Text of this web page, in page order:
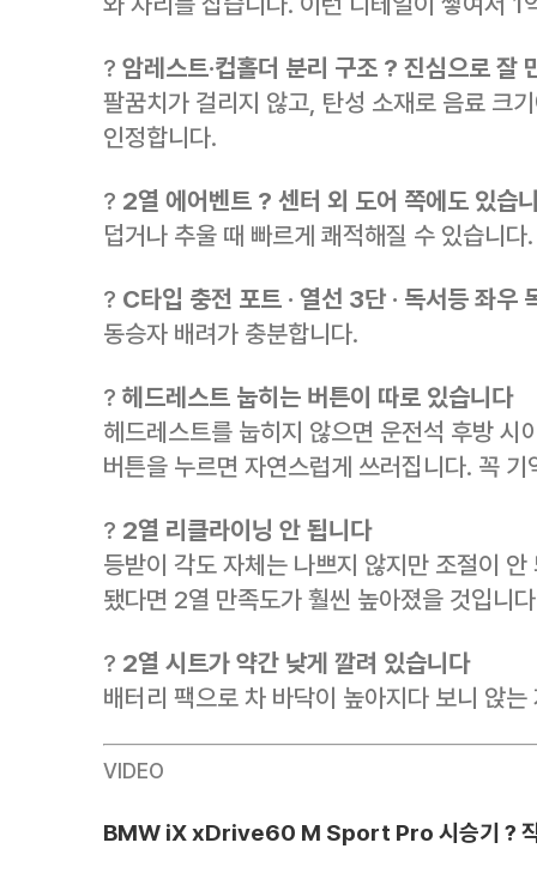
? 암레스트·컵홀더 분리 구조 ? 진심으로 잘
팔꿈치가 걸리지 않고, 탄성 소재로 음료 크
인정합니다.
? 2열 에어벤트 ? 센터 외 도어 쪽에도 있습
덥거나 추울 때 빠르게 쾌적해질 수 있습니다.
? C타입 충전 포트 · 열선 3단 · 독서등 좌우
동승자 배려가 충분합니다.
? 헤드레스트 눕히는 버튼이 따로 있습니다
헤드레스트를 눕히지 않으면 운전석 후방 시
버튼을 누르면 자연스럽게 쓰러집니다. 꼭 기
? 2열 리클라이닝 안 됩니다
등받이 각도 자체는 나쁘지 않지만 조절이
됐다면 2열 만족도가 훨씬 높아졌을 것입니
? 2열 시트가 약간 낮게 깔려 있습니다
배터리 팩으로 차 바닥이 높아지다 보니 앉
VIDEO
BMW iX xDrive60 M Sport Pro 시승기 ? 직